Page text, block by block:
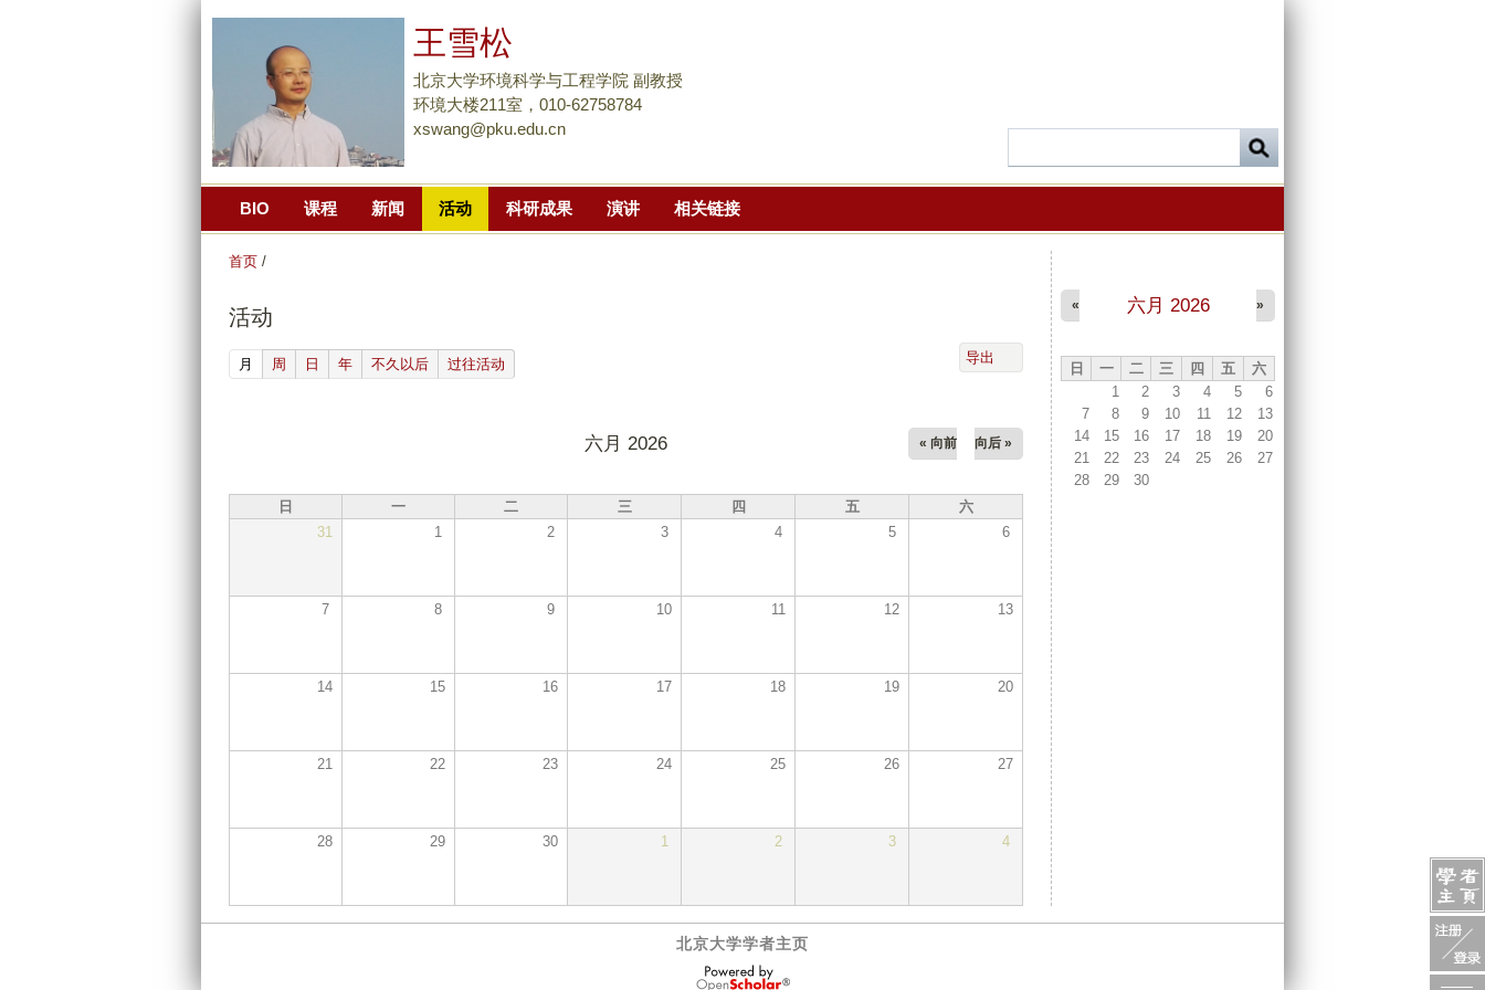
到
主
王雪松
北京大学环境科学与工程学院 副教授
环境大楼211室，010-62758784
xswang@pku.edu.cn
BIO 课程 新闻 活动 科研成果 演讲 相关链接
首页 /
活动
月 (active tab)
周 日 年 不久以后 过往活动
六月 2026 « 向前 向后 »
导出
日 一 二 三 四 五
六
31
1 2 3 4 5 6
7 8 9 10 11 12 13
14 15 16 17 18 19 20
21 22 23 24 25 26 27
28 29 30 1 2 3 4
六月 2026
« »
日 一 二 三 四 五
六
1
2 3 4 5
6
7
8 9 10 11 12
13
14
15 16 17 18 19
20
21
22 23 24 25 26
27
28
29 30
北京大学学者主页
OpenScholar